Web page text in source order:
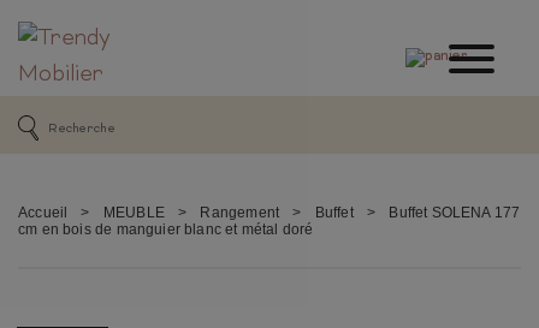
Accueil > MEUBLE > Rangement > Buffet >
Buffet SOLENA 177
cm en bois de manguier blanc et métal doré